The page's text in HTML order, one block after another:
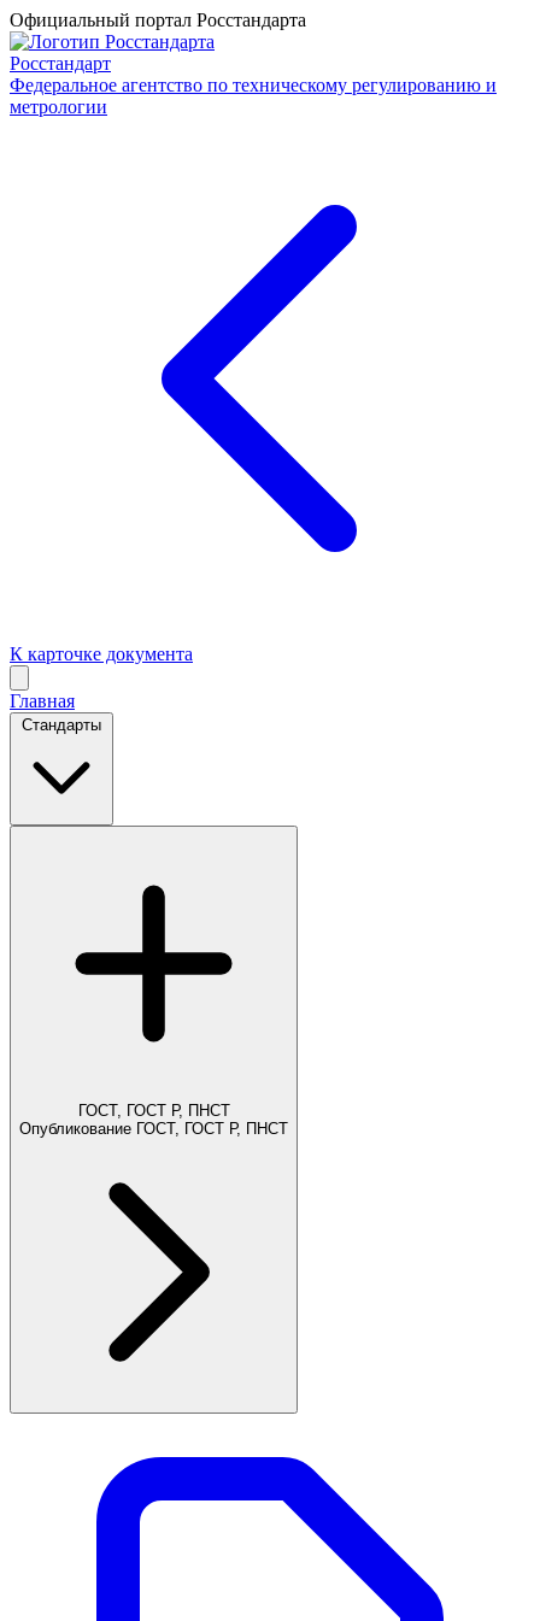
Официальный портал Росстандарта
Росстандарт
Федеральное агентство по техническому регулированию и
метрологии
К карточке документа
Главная
Стандарты
ГОСТ, ГОСТ Р, ПНСТ
Опубликование ГОСТ, ГОСТ Р, ПНСТ